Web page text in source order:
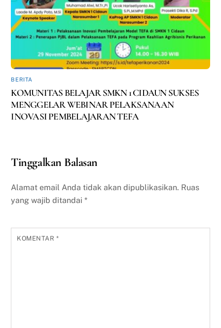
BERITA
KOMUNITAS BELAJAR SMKN 1 CIDAUN SUKSES
MENGGELAR WEBINAR PELAKSANAAN
INOVASI PEMBELAJARAN TEFA
Tinggalkan Balasan
Alamat email Anda tidak akan dipublikasikan. Ruas
yang wajib ditandai*
KOMENTAR*